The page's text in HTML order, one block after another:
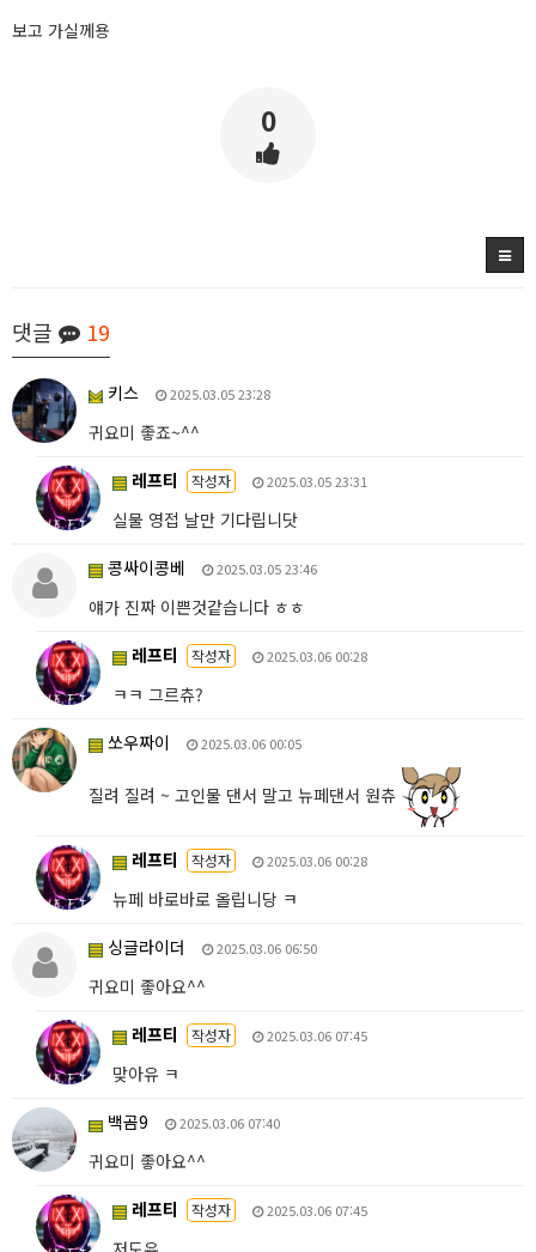
보고 가실께용
0
댓글 19
키스 2025.03.05 23:28
귀요미 좋죠~^^
레프티
작성자 2025.03.05 23:31
실물 영접 날만 기다립니닷
콩싸이콩베
2025.03.05 23:46
얘가 진짜 이쁜것같습니다 ㅎㅎ
레프티
작성자 2025.03.06 00:28
ㅋㅋ 그르츄?
쏘우짜이
2025.03.06 00:05
질려 질려 ~ 고인물 댄서 말고 뉴페댄서 원츄
레프티 작성자 2025.03.06 00:28
뉴페 바로바로 올립니당 ㅋ
싱글라이더
2025.03.06 06:50
귀요미 좋아요^^
레프티
작성자 2025.03.06 07:45
맞아유 ㅋ
백곰9
2025.03.06 07:40
귀요미 좋아요^^
레프티
작성자 2025.03.06 07:45